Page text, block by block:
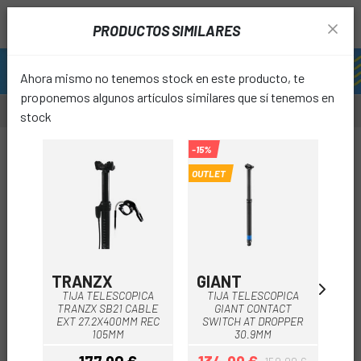
PRODUCTOS SIMILARES
Ahora mismo no tenemos stock en este producto, te
proponemos algunos artículos similares que sí tenemos en
stock
TRANZX
TIJA TELESCOPICA
TRANZX SB21 CABLE
EXT 27.2X400MM REC
105MM
-15%
OUTLET
GIANT
TIJA TELESCOPICA
GIANT CONTACT
SWITCH AT DROPPER
30.9MM